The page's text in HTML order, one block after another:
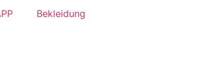
Bekleidung